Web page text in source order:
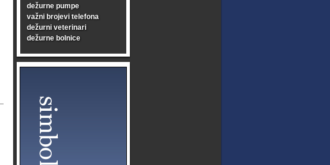
dežurne pumpe
važni brojevi telefona
dežurni veterinari
dežurne bolnice